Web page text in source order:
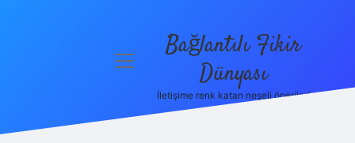
menüyü
Bağlantılı Fikir
Dünyası
İletişime renk katan neşeli öneriler!